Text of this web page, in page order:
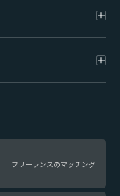
フリーランスのマッチング